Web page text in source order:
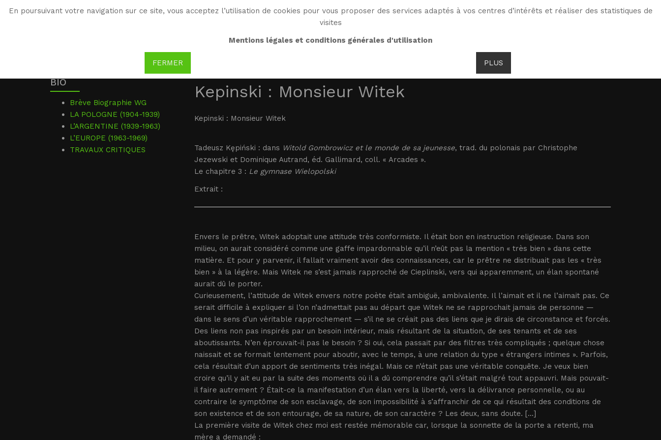
En poursuivant votre navigation sur ce site, vous acceptez l’utilisation de cookies pour vous proposer des services adaptés à vos centres d’intérêts et réaliser des statistiques de
visites
Mentions légales et conditions générales d'utilisation
FERMER PLUS
Kepinski : Monsieur Witek
Kepinski : Monsieur Witek
Tadeusz Kępiński : dans Witold Gombrowicz et le monde de sa jeunesse, trad. du polonais par Christophe
Jezewski et Dominique Autrand, éd. Gallimard, coll. « Arcades ».
Le chapitre 3 : Le gymnase Wielopolski
Extrait :
Envers le prêtre, Witek adoptait une attitude très conformiste. Il était bon en instruction religieuse. Dans son
milieu, on aurait considéré comme une gaffe impardonnable qu’il n’eût pas la mention « très bien » dans cette
matière. Et pour y parvenir, il fallait vraiment avoir des connaissances, car le prêtre ne distribuait pas les « très
bien » à la légère. Mais Witek ne s’est jamais rapproché de Cieplinski, vers qui apparemment, un élan spontané
aurait dû le porter.
Curieusement, l’attitude de Witek envers notre poète était ambiguë, ambivalente. Il l’aimait et il ne l’aimait pas. Ce
serait difficile à expliquer si l’on n’admettait pas au départ que Witek ne se rapprochait jamais de personne —
dans le sens d’un véritable rapprochement — s’il ne se créait pas des liens que je dirais de circonstance et forcés.
Des liens non pas inspirés par un besoin intérieur, mais résultant de la situation, de ses tenants et de ses
aboutissants. N’en éprouvait-il pas le besoin ? Si oui, cela passait par des filtres très compliqués ; quelque chose
naissait et se formait lentement pour aboutir, avec le temps, à une relation du type « étrangers intimes ». Parfois,
cela résultait d’un apport de sentiments très inégal. Mais ce n’était pas une véritable conquête. Je veux bien
croire qu’il y ait eu par la suite des moments où il a dû comprendre qu’il s’était malgré tout appauvri. Mais pouvait-
il faire autrement ? Était-ce la manifestation d’un élan vers la liberté, vers la délivrance personnelle, ou au
contraire le symptôme de son esclavage, de son impossibilité à s’affranchir de ce qui résultait des conditions de
son existence et de son entourage, de sa nature, de son caractère ? Les deux, sans doute. [...]
La première visite de Witek chez moi est restée mémorable car, lorsque la sonnette de la porte a retenti, ma
mère a demandé :
BIO
Brève Biographie WG
LA POLOGNE (1904-1939)
L’ARGENTINE (1939-1963)
L’EUROPE (1963-1969)
TRAVAUX CRITIQUES